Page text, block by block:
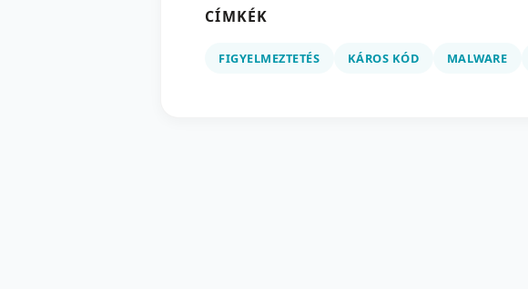
CÍMKÉK
FIGYELMEZTETÉS KÁROS KÓD MALWARE